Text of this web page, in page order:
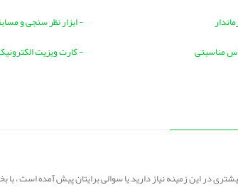
مناسبتی
- ابزار نظر سنجی و
- کارت ویزیت
در این زمینه نیاز دارید یا سوالی برایتان پیش آمده است ،